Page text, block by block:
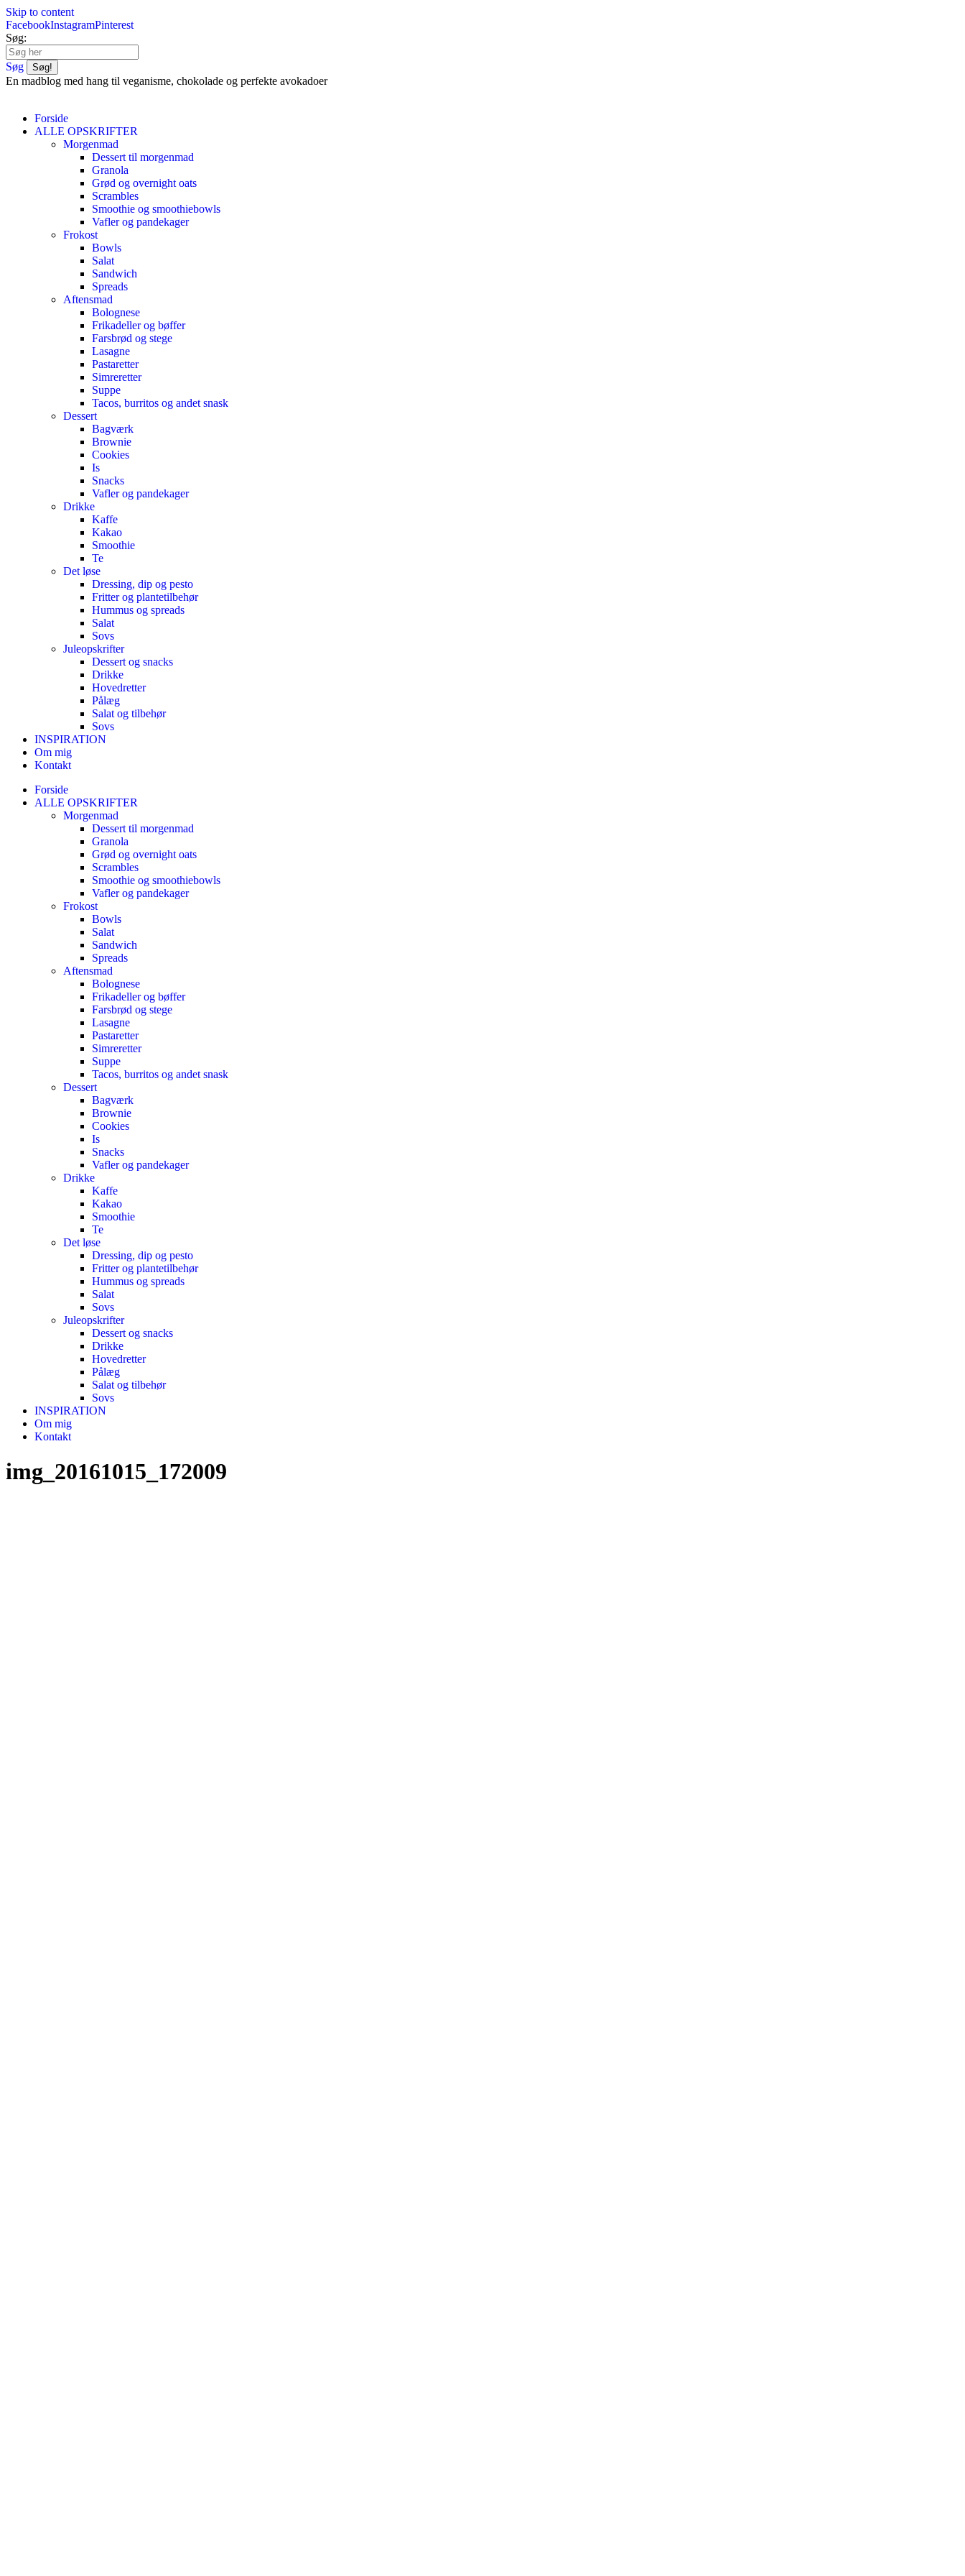
Skip to content
FacebookInstagramPinterest
Søg:
Søg
En madblog med hang til veganisme, chokolade og perfekte avokadoer
Forside
ALLE OPSKRIFTER
Morgenmad
Dessert til morgenmad
Granola
Grød og overnight oats
Scrambles
Smoothie og smoothiebowls
Vafler og pandekager
Frokost
Bowls
Salat
Sandwich
Spreads
Aftensmad
Bolognese
Frikadeller og bøffer
Farsbrød og stege
Lasagne
Pastaretter
Simreretter
Suppe
Tacos, burritos og andet snask
Dessert
Bagværk
Brownie
Cookies
Is
Snacks
Vafler og pandekager
Drikke
Kaffe
Kakao
Smoothie
Te
Det løse
Dressing, dip og pesto
Fritter og plantetilbehør
Hummus og spreads
Salat
Sovs
Juleopskrifter
Dessert og snacks
Drikke
Hovedretter
Pålæg
Salat og tilbehør
Sovs
INSPIRATION
Om mig
Kontakt
Forside
ALLE OPSKRIFTER
Morgenmad
Dessert til morgenmad
Granola
Grød og overnight oats
Scrambles
Smoothie og smoothiebowls
Vafler og pandekager
Frokost
Bowls
Salat
Sandwich
Spreads
Aftensmad
Bolognese
Frikadeller og bøffer
Farsbrød og stege
Lasagne
Pastaretter
Simreretter
Suppe
Tacos, burritos og andet snask
Dessert
Bagværk
Brownie
Cookies
Is
Snacks
Vafler og pandekager
Drikke
Kaffe
Kakao
Smoothie
Te
Det løse
Dressing, dip og pesto
Fritter og plantetilbehør
Hummus og spreads
Salat
Sovs
Juleopskrifter
Dessert og snacks
Drikke
Hovedretter
Pålæg
Salat og tilbehør
Sovs
INSPIRATION
Om mig
Kontakt
img_20161015_172009